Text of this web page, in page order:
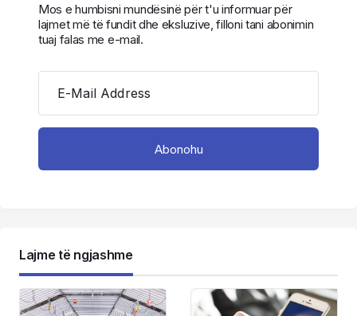
Mos e humbisni mundësinë për t'u informuar për
lajmet më të fundit dhe eksluzive, filloni tani abonimin
tuaj falas me e-mail.
E-Mail Address
Lajme të ngjashme